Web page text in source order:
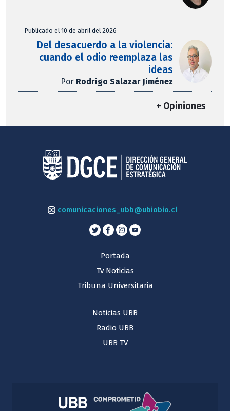
Publicado el 10 de abril del 2026
Del desacuerdo a la violencia:
cuando el odio reemplaza las
ideas
Por Rodrigo Salazar Jiménez
+ Opiniones
comunicaciones_ubb@ubiobio.cl
Portada
Tv Noticias
Tribuna Universitaria
Noticias UBB
Radio UBB
UBB TV